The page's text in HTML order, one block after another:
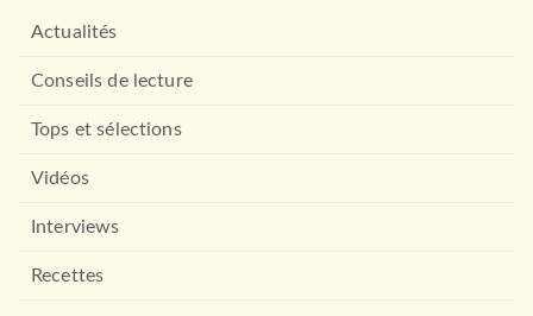
Actualités
Conseils de lecture
Tops et sélections
Vidéos
Interviews
Recettes